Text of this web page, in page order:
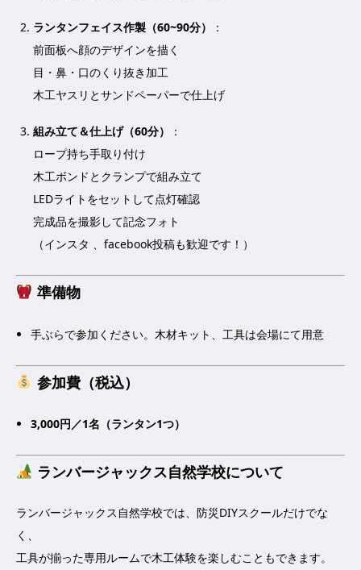
ランタンフェイス作製 （60~90分）
：
前面板へ顔のデザインを描く
目・鼻・口のくり抜き加工
木工ヤスリとサンドペーパーで仕上げ
組み立て＆仕上げ（60分）
：
ロープ持ち手取り付け
木工ボンドとクランプで組み立て
LEDライトをセットして点灯確認
完成品を撮影して記念フォト
（インスタ 、 facebook投稿も歓迎です！）
準備物
手ぶらで参加ください。木材キット、工具は会場にて用意
参加費（税込）
3,000円／1名（ランタン1つ）
ランバージャックス自然学校について
ランバージャックス自然学校では、防災DIYスクールだけでな
く、
工具が揃った専用ルームで木工体験を楽しむこともできます。